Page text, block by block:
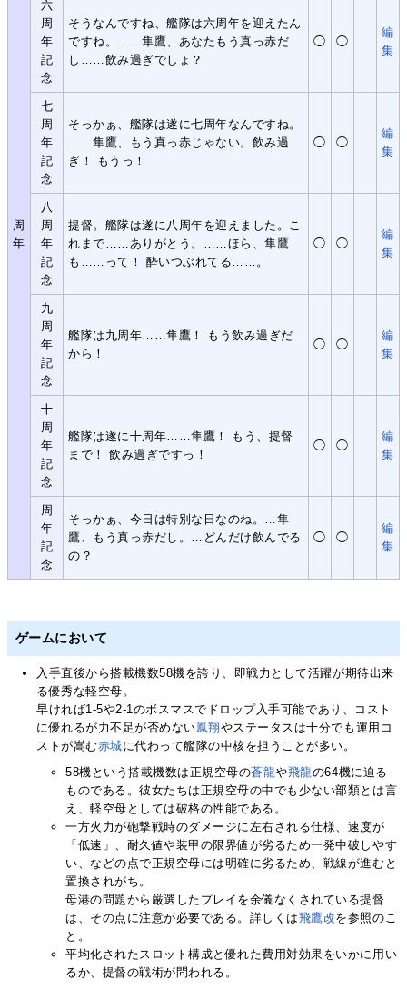
周
年
六
周
年
記
念
そうなんですね、艦隊は六周年を迎えたん
ですね。……隼鷹、あなたもう真っ赤だ
し……飲み過ぎでしょ？
◯ ◯
編
集
七
周
年
記
念
そっかぁ、艦隊は遂に七周年なんですね。
……隼鷹、もう真っ赤じゃない。飲み過
ぎ！ もうっ！
◯ ◯
編
集
八
周
年
記
念
提督。艦隊は遂に八周年を迎えました。こ
れまで……ありがとう。……ほら、隼鷹
も……って！ 酔いつぶれてる……。
◯ ◯
編
集
九
周
年
記
念
艦隊は九周年……隼鷹！ もう飲み過ぎだ
から！
◯ ◯
編
集
十
周
年
記
念
艦隊は遂に十周年……隼鷹！ もう、提督
まで！ 飲み過ぎですっ！
◯ ◯
編
集
周
年
記
念
そっかぁ、今日は特別な日なのね。…隼
鷹、もう真っ赤だし。…どんだけ飲んでる
の？
◯ ◯
編
集
ゲームにおいて
入手直後から搭載機数58機を誇り、即戦力として活躍が期待出来
る優秀な軽空母。
早ければ1-5や2-1のボスマスでドロップ入手可能であり、コスト
に優れるが力不足が否めない 鳳翔やステータスは十分でも運用コ
ストが嵩む赤城に代わって艦隊の中核を担うことが多い。
58機という搭載機数は正規空母の蒼龍や飛龍の64機に迫る
ものである。彼女たちは正規空母の中でも少ない部類とは言
え、軽空母としては破格の性能である。
一方火力が砲撃戦時のダメージに左右される仕様、速度が
「低速」、耐久値や装甲の限界値が劣るため一発中破しやす
い、などの点で正規空母には明確に劣るため、戦線が進むと
置換されがち。
母港の問題から厳選したプレイを余儀なくされている提督
は、その点に注意が必要である。詳しくは飛鷹改を参照のこ
と。
平均化されたスロット構成と優れた費用対効果をいかに用い
るか、提督の戦術が問われる。